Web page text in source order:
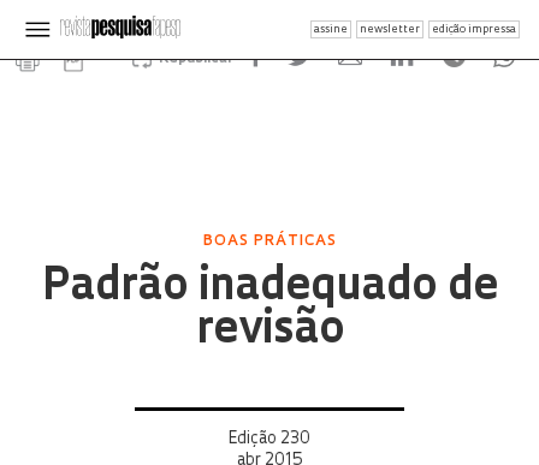
assine newsletter edição impressa
Republicar
BOAS PRÁTICAS
Padrão inadequado de
revisão
Edição 230
abr 2015